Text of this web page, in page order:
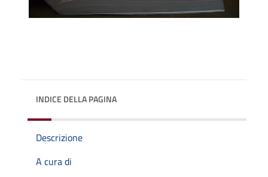
INDICE DELLA PAGINA
Descrizione
A cura di